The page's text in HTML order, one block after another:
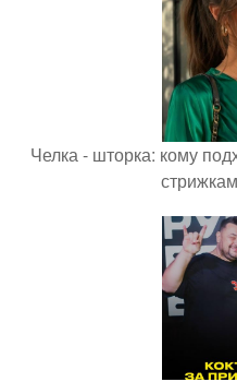
Челка - шторка: кому